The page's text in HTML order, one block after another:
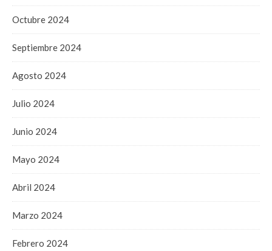
Octubre 2024
Septiembre 2024
Agosto 2024
Julio 2024
Junio 2024
Mayo 2024
Abril 2024
Marzo 2024
Febrero 2024